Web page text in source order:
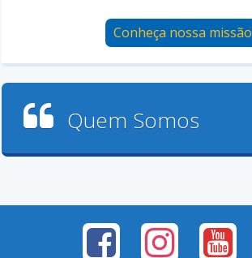
Conheça nossa missão
Quem Somos